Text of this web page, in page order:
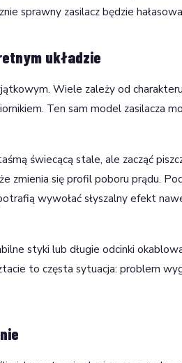
sprawny zasilacz będzie
układzie
Wiele zależy od charakteru
Ten sam model zasilacza
świecącą stale, ale zacząć
zmienia się profil poboru prądu.
wywołać słyszalny efekt
styki lub długie odcinki
to częsta sytuacja: problem